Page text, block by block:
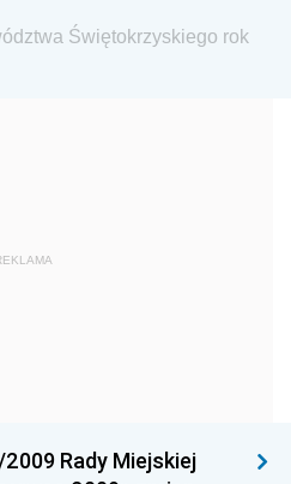
Edukacji Narodowej
Gospodarki Morskiej
Kultury i Dziedzictwa
Świętokrzyskiego rok
Rady Miejskiej